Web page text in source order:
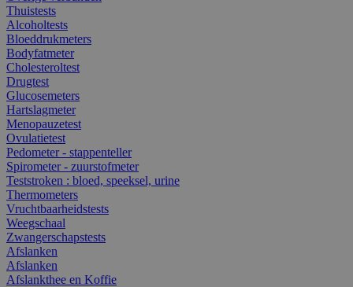
Thuistests
Alcoholtests
Bloeddrukmeters
Bodyfatmeter
Cholesteroltest
Drugtest
Glucosemeters
Hartslagmeter
Menopauzetest
Ovulatietest
Pedometer - stappenteller
Spirometer - zuurstofmeter
Teststroken : bloed, speeksel, urine
Thermometers
Vruchtbaarheidstests
Weegschaal
Zwangerschapstests
Afslanken
Afslanken
Afslankthee en Koffie